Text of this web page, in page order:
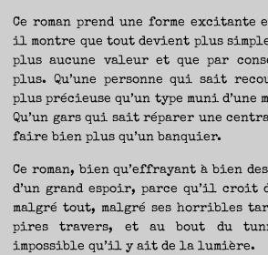
Ce roman prend une forme excitante
il montre que tout devient plus simple
plus aucune valeur et que par
plus. Qu’une personne qui sait
plus précieuse qu’un type muni d’une
Qu’un gars qui sait réparer une
faire bien plus qu’un banquier.
Ce roman, bien qu’effrayant à bien
d’un grand espoir, parce qu’il croit
malgré tout, malgré ses horribles
pires travers, et au bout du
impossible qu’il y ait de la lumière.